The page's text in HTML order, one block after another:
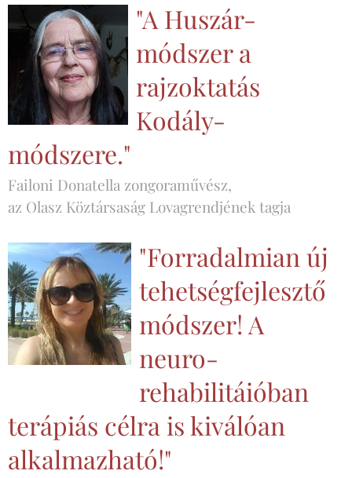
"A Huszár-
módszer a
rajzoktatás
Kodály-
módszere."
Failoni Donatella zongoraművész,
az Olasz Köztársaság Lovagrendjének tagja
"Forradalmian új
tehetségfejlesztő
módszer! A
neuro-
rehabilitáióban
terápiás célra is kiválóan
alkalmazható!"